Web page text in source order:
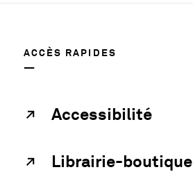
ACCÈS RAPIDES
Accessibilité
Librairie-boutique